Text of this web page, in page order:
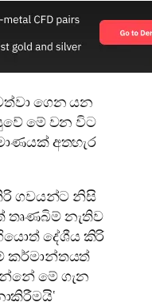
ගෙන යන
මේ වන විට
අතහැර
ගවයන්ට නිසි
තෘණබිම් නැතිව
දේශීය කිරි
කර්මාන්තයත්
මේ ගැන